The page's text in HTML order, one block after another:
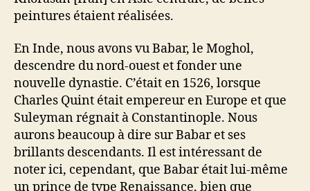
peintures étaient réalisées.
En Inde, nous avons vu Babar, le Moghol,
descendre du nord-ouest et fonder une
nouvelle dynastie. C’était en 1526, lorsque
Charles Quint était empereur en Europe et que
Suleyman régnait à Constantinople. Nous
aurons beaucoup à dire sur Babar et ses
brillants descendants. Il est intéressant de
noter ici, cependant, que Babar était lui-même
un prince de type Renaissance, bien que